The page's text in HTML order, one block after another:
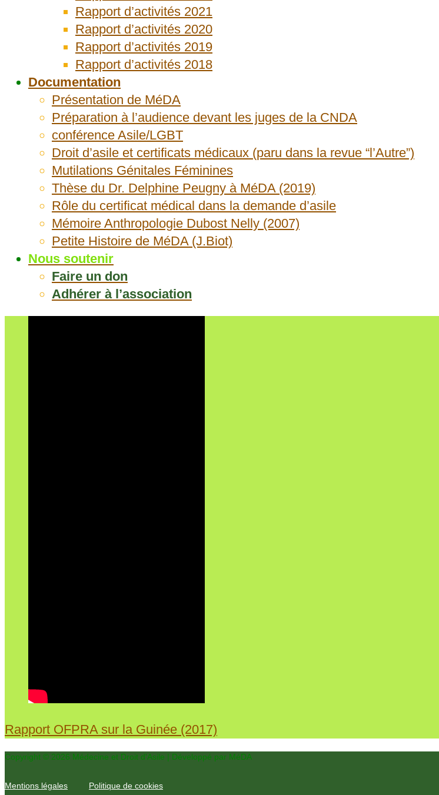
Rapport d’activités 2021
Rapport d’activités 2020
Rapport d’activités 2019
Rapport d’activités 2018
Documentation
Présentation de MéDA
Préparation à l’audience devant les juges de la CNDA
conférence Asile/LGBT
Droit d’asile et certificats médicaux (paru dans la revue “l’Autre”)
Mutilations Génitales Féminines
Thèse du Dr. Delphine Peugny à MéDA (2019)
Rôle du certificat médical dans la demande d’asile
Mémoire Anthropologie Dubost Nelly (2007)
Petite Histoire de MéDA (J.Biot)
Nous soutenir
Faire un don
Adhérer à l’association
Rapport OFPRA sur la Guinée (2017)
Copyright © 2026 Médecine et Droit d'Asile | Développé par MéDA
Mentions légales Politique de cookies